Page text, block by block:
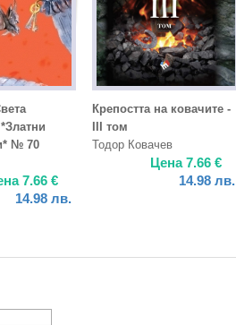
№ 70
7.66 €
14.98 лв.
Крепостта на ковачите -
III том
Тодор Ковачев
Цена7.66 €
14.98 лв.